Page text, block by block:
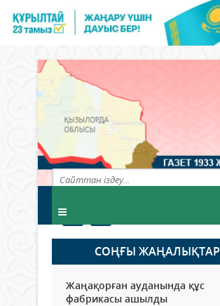
СОҢҒЫ ЖАҢАЛЫҚТАР
Жаңақорған ауданында құс
фабрикасы ашылды